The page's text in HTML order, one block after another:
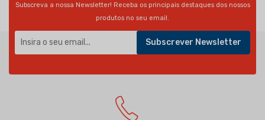
Subscreva a nossa Newsletter! Receba os principais destaques dos nossos
produtos no seu email.
Subscrever Newsletter